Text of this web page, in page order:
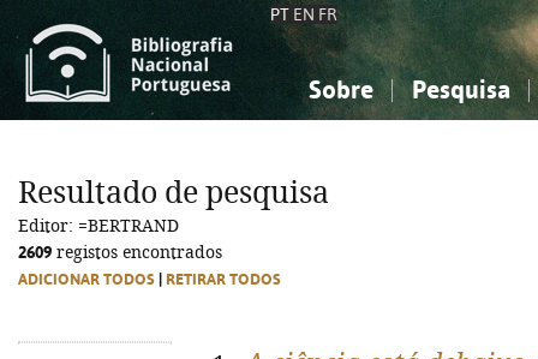
PT EN FR
Sobre Pesquisa
Ciências sociais...
Ciências sociais...
Resultado de pesquisa
Editor: =BERTRAND
2609 registos encontrados
ADICIONAR TODOS RETIRAR TODOS